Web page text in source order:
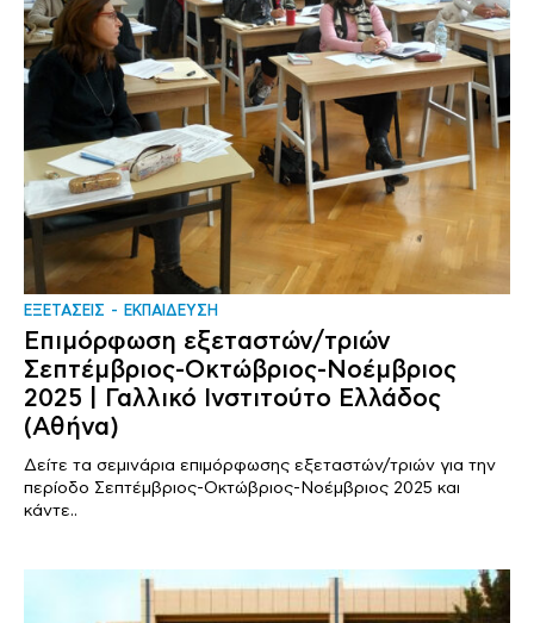
ΕΞΕΤΑΣΕΙΣ ΕΚΠΑΙΔΕΥΣΗ
Επιμόρφωση εξεταστών/τριών
Σεπτέμβριος-Οκτώβριος-Νοέμβριος
2025 | Γαλλικό Ινστιτούτο Ελλάδος
(Αθήνα)
Δείτε τα σεμινάρια επιμόρφωσης εξεταστών/τριών για την
περίοδο Σεπτέμβριος-Οκτώβριος-Νοέμβριος 2025 και
κάντε..